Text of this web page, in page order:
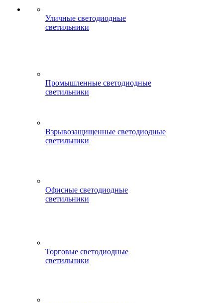
Уличные светодиодные
светильники
Промышленные светодиодные
светильники
Взрывозащищенные светодиодные
светильники
Офисные светодиодные
светильники
Торговые светодиодные
светильники